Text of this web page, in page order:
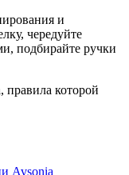
и
чередуйте
подбирайте ручки
правила которой